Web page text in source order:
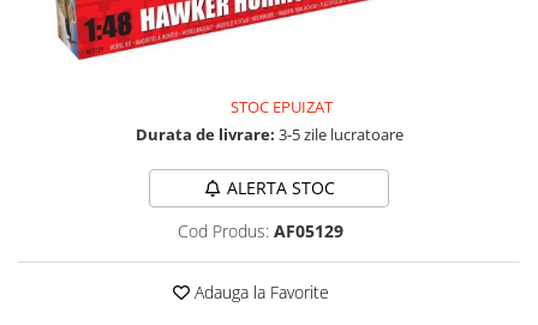
Jucarii si jocuri exterior
Kituri constructie si pictura
Machete auto Diecast
Masini, trenuri, avioane
Organizatoare
STOC EPUIZAT
Durata de livrare: 3-5 zile lucratoare
ALERTA STOC
Cod Produs: AF05129
Adauga la Favorite